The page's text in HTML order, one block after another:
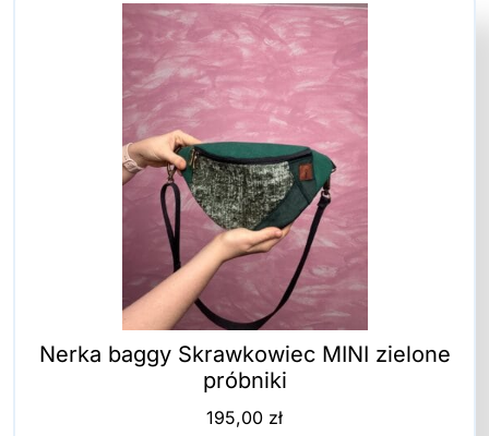
Nerka baggy Skrawkowiec MINI zielone
próbniki
195,00 zł